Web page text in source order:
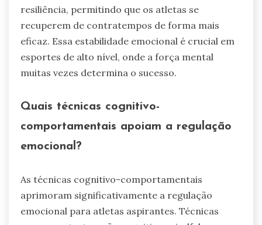
resiliência, permitindo que os atletas se
recuperem de contratempos de forma mais
eficaz. Essa estabilidade emocional é crucial em
esportes de alto nível, onde a força mental
muitas vezes determina o sucesso.
Quais técnicas cognitivo-
comportamentais apoiam a regulação
emocional?
As técnicas cognitivo-comportamentais
aprimoram significativamente a regulação
emocional para atletas aspirantes. Técnicas